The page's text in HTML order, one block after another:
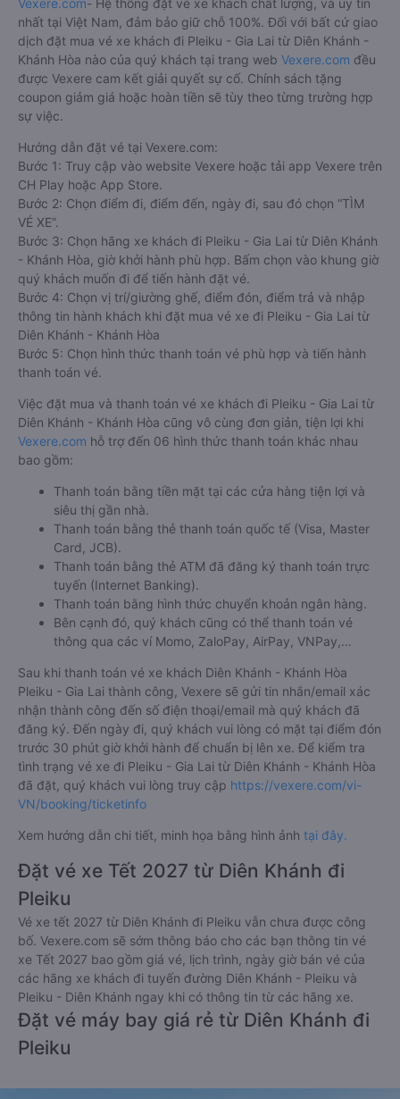
Vexere.com- Hệ thống đặt vé xe khách chất lượng, và uy tín
nhất tại Việt Nam, đảm bảo giữ chỗ 100%. Đối với bất cứ giao
dịch đặt mua vé xe khách đi Pleiku - Gia Lai từ Diên Khánh -
Khánh Hòa nào của quý khách tại trang web Vexere.com đều
được Vexere cam kết giải quyết sự cố. Chính sách tặng
coupon giảm giá hoặc hoàn tiền sẽ tùy theo từng trường hợp
sự việc.
Hướng dẫn đặt vé tại Vexere.com:
Bước 1: Truy cập vào website Vexere hoặc tải app Vexere trên
CH Play hoặc App Store.
Bước 2: Chọn điểm đi, điểm đến, ngày đi, sau đó chọn “TÌM
VÉ XE”.
Bước 3: Chọn hãng xe khách đi Pleiku - Gia Lai từ Diên Khánh
- Khánh Hòa, giờ khởi hành phù hợp. Bấm chọn vào khung giờ
quý khách muốn đi để tiến hành đặt vé.
Bước 4: Chọn vị trí/giường ghế, điểm đón, điểm trả và nhập
thông tin hành khách khi đặt mua vé xe đi Pleiku - Gia Lai từ
Diên Khánh - Khánh Hòa
Bước 5: Chọn hình thức thanh toán vé phù hợp và tiến hành
thanh toán vé.
Việc đặt mua và thanh toán vé xe khách đi Pleiku - Gia Lai từ
Diên Khánh - Khánh Hòa cũng vô cùng đơn giản, tiện lợi khi
Vexere.com hỗ trợ đến 06 hình thức thanh toán khác nhau
bao gồm:
Thanh toán bằng tiền mặt tại các cửa hàng tiện lợi và
siêu thị gần nhà.
Thanh toán bằng thẻ thanh toán quốc tế (Visa, Master
Card, JCB).
Thanh toán bằng thẻ ATM đã đăng ký thanh toán trực
tuyến (Internet Banking).
Thanh toán bằng hình thức chuyển khoản ngân hàng.
Bên cạnh đó, quý khách cũng có thể thanh toán vé
thông qua các ví Momo, ZaloPay, AirPay, VNPay,…
Sau khi thanh toán vé xe khách Diên Khánh - Khánh Hòa
Pleiku - Gia Lai thành công, Vexere sẽ gửi tin nhắn/email xác
nhận thành công đến số điện thoại/email mà quý khách đã
đăng ký. Đến ngày đi, quý khách vui lòng có mặt tại điểm đón
trước 30 phút giờ khởi hành để chuẩn bị lên xe. Để kiểm tra
tình trạng vé xe đi Pleiku - Gia Lai từ Diên Khánh - Khánh Hòa
đã đặt, quý khách vui lòng truy cập https://vexere.com/vi-
VN/booking/ticketinfo
Xem hướng dẫn chi tiết, minh họa bằng hình ảnh tại đây.
Đặt vé xe Tết 2027 từ Diên Khánh đi
Pleiku
Vé xe tết 2027 từ Diên Khánh đi Pleiku vẫn chưa được công
bố. Vexere.com sẽ sớm thông báo cho các bạn thông tin vé
xe Tết 2027 bao gồm giá vé, lịch trình, ngày giờ bán vé của
các hãng xe khách đi tuyến đường Diên Khánh - Pleiku và
Pleiku - Diên Khánh ngay khi có thông tin từ các hãng xe.
Đặt vé máy bay giá rẻ từ Diên Khánh đi
Pleiku